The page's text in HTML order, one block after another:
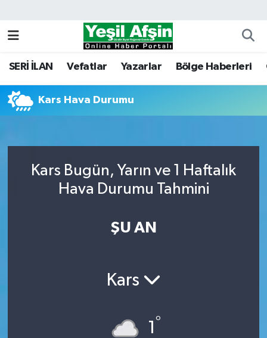
SERİ İLAN Vefatlar Yazarlar Bölge Haberleri
Kars Hava Durumu
Kars Bugün, Yarın ve 1 Haftalık
Hava Durumu Tahmini
ŞU AN
Kars
1 °
Kahramanmaraş Nöbetçi Eczaneler
Kahramanmaraş Namaz Vakitleri
Süper Lig Puan Durumu ve Fikstür
Tüm Manşetler
Son Dakika Haberleri